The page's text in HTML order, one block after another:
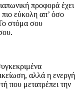
προφορά έχει
εύκολη απ’ όσο
στόμα σου
αλλά η ενεργή
που μετατρέπει την